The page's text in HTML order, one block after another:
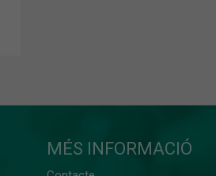
MÉS INFORMACIÓ